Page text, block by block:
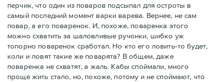
перчик, что один из поваров подсыпал для остроты в
самый последний момент варки варева. Вернее, не сам
повар, а его поваренок. И, похоже, поваренка этого
можно схватить за шаловливые ручонки, шибко уж
топорно поваренок сработал. Но кто его ловить-то будет,
коли и ловят такие же поварята? В общем, даже
поваренка не схватят, а жаль. Кабы споймали, много
проще жить стало, но, похоже, потому и не споймают, что